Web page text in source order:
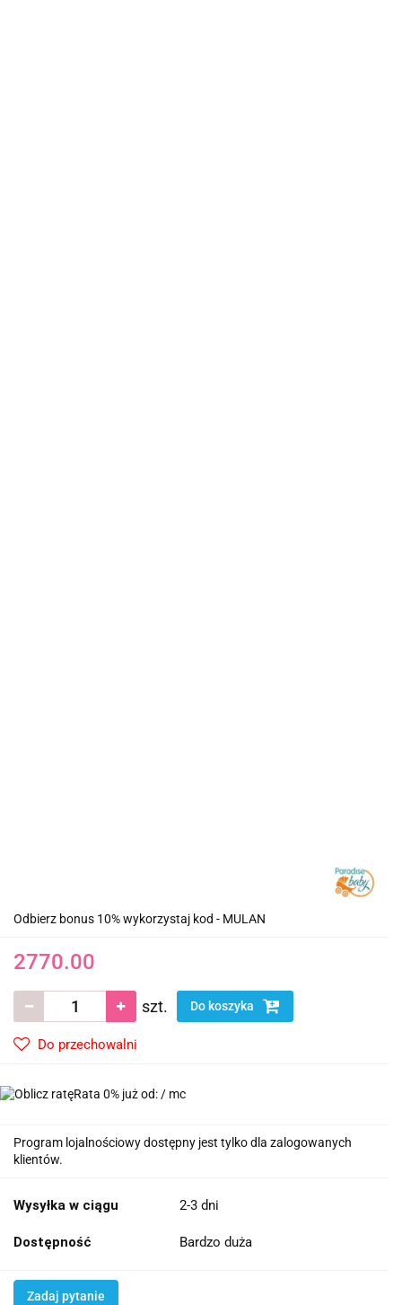
Odbierz bonus 10% wykorzystaj kod - MULAN
2770.00
szt. Do koszyka
Do przechowalni
Rata 0% już od:/ mc
Program lojalnościowy dostępny jest tylko dla zalogowanych
klientów.
Wysyłka w ciągu 2-3 dni
Dostępność Bardzo duża
Zadaj pytanie